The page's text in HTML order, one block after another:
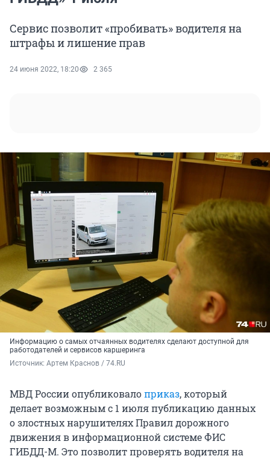
Сервис позволит «пробивать» водителя на
штрафы и лишение прав
24 июня 2022, 18:20 2 365
Информацию о самых отчаянных водителях сделают доступной для
работодателей и сервисов каршеринга
Источник: Артем Краснов / 74.RU
МВД России опубликовалоприказ, который
делает возможным с 1 июля публикацию данных
о злостных нарушителях Правил дорожного
движения в информационной системе ФИС
ГИБДД-М. Это позволит проверять водителя на